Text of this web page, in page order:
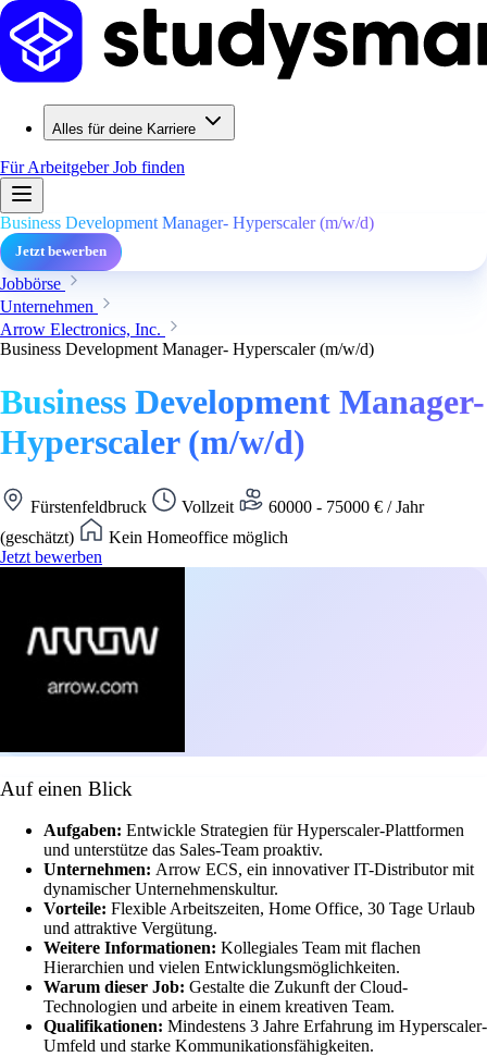
Alles für deine Karriere
Für ArbeitgeberJob finden
Business Development Manager- Hyperscaler (m/w/d)
Jetzt bewerben
Jobbörse
Unternehmen
Arrow Electronics, Inc.
Business Development Manager- Hyperscaler (m/w/d)
Business Development Manager-
Hyperscaler (m/w/d)
Fürstenfeldbruck Vollzeit
60000 - 75000 € / Jahr
(geschätzt)
Kein Homeoffice möglich
Jetzt bewerben
Auf einen Blick
Aufgaben: Entwickle Strategien für Hyperscaler-Plattformen
und unterstütze das Sales-Team proaktiv.
Unternehmen: Arrow ECS, ein innovativer IT-Distributor mit
dynamischer Unternehmenskultur.
Vorteile: Flexible Arbeitszeiten, Home Office, 30 Tage Urlaub
und attraktive Vergütung.
Weitere Informationen: Kollegiales Team mit flachen
Hierarchien und vielen Entwicklungsmöglichkeiten.
Warum dieser Job: Gestalte die Zukunft der Cloud-
Technologien und arbeite in einem kreativen Team.
Qualifikationen: Mindestens 3 Jahre Erfahrung im Hyperscaler-
Umfeld und starke Kommunikationsfähigkeiten.